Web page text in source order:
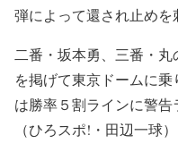
弾によって還され止めを
二番・坂本勇、三番・丸
を掲げて東京ドームに
は勝率５割ラインに警告
（ひろスポ!・田辺一球）